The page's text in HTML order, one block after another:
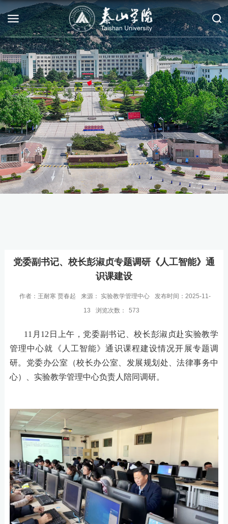
党委副书记、校长彭淑贞专题调研《人工智能》通
识课建设
作者：王耐寒 贾春起 来源： 实验教学管理中心
发布时间：2025-11-
13
浏览次数： 573
11月12日上午，党委副书记、校长彭淑贞赴实验教学
管理中心就《人工智能》通识课程建设情况开展专题调
研。党委办公室（校长办公室、发展规划处、法律事务中
心）、实验教学管理中心负责人陪同调研。